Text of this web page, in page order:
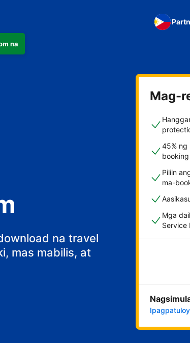
na
na travel
mas mabilis, at
Mag-
45% ng
Piliin
ma-
Mga
Service